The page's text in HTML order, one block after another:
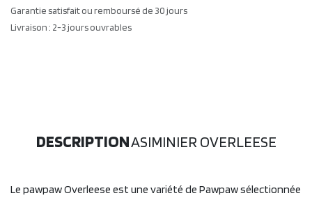
Garantie satisfait ou remboursé de 30 jours
Livraison : 2-3 jours ouvrables
DESCRIPTIONASIMINIER OVERLEESE
Le pawpaw Overleese est une variété de Pawpaw sélectionnée